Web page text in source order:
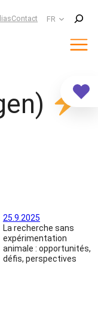
Contact FR
Suchen
25.9.2025
La recherche sans
expérimentation
animale : opportunités,
défis, perspectives